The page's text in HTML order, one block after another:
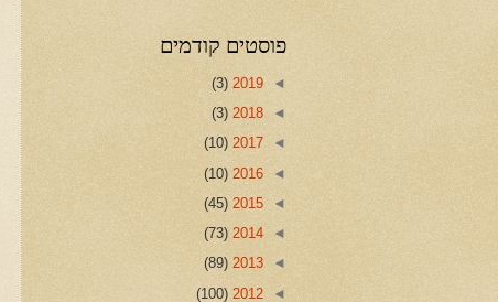
פוסטים קודמים
◄
2019
(3)
◄
2018
(3)
◄
2017
(10)
◄
2016
(10)
◄
2015
(45)
◄
2014
(73)
◄
2013
(89)
◄
2012
(100)